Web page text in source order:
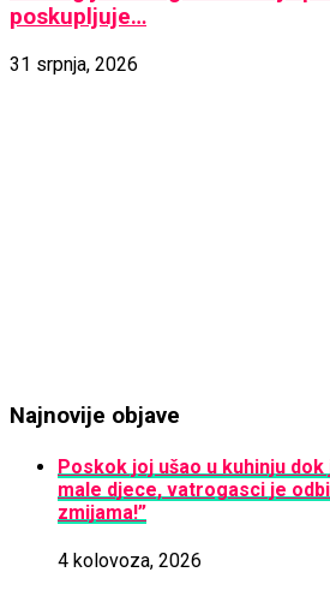
poskupljuje…
31 srpnja, 2026
Najnovije objave
Poskok joj ušao u kuhinju
male djece, vatrogasci je
zmijama!”
4 kolovoza, 2026